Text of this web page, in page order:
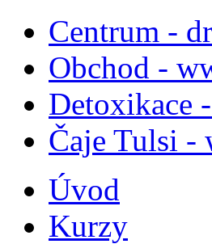
Centrum -
Obchod -
Detoxikace
Čaje Tulsi -
Úvod
Kurzy